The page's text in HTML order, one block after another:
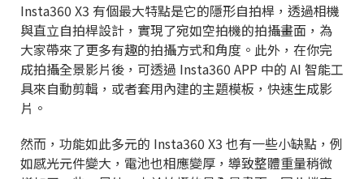
Insta360 X3 有個最大特點是它的隱形自拍桿，透過相機
與直立自拍桿設計，實現了宛如空拍機的拍攝畫面，為
大家帶來了更多有趣的拍攝方式和角度。此外，在你完
成拍攝全景影片後，可透過 Insta360 APP 中的 AI 智能工
具來自動剪輯，或者套用內建的主題模板，快速生成影
片。
然而，功能如此多元的 Insta360 X3 也有一些小缺點，例
如感光元件變大，電池也相應變厚，導致整體重量稍微